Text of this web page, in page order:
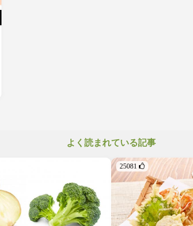
よく読まれている記事
25081 